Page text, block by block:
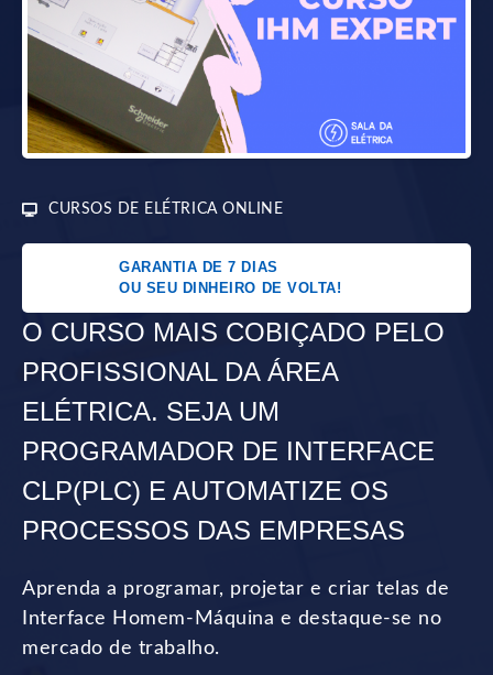
CURSOS DE ELÉTRICA ONLINE
GARANTIA DE 7 DIAS
OU SEU DINHEIRO DE VOLTA!
O CURSO MAIS COBIÇADO PELO
PROFISSIONAL DA ÁREA
ELÉTRICA. SEJA UM
PROGRAMADOR DE INTERFACE
CLP(PLC) E AUTOMATIZE OS
PROCESSOS DAS EMPRESAS
Aprenda a programar, projetar e criar telas de
Interface Homem-Máquina e destaque-se no
mercado de trabalho.